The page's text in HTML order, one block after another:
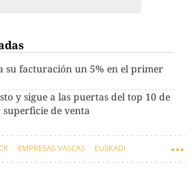
su facturación un 5% en el primer
y sigue a las puertas del top 10 de
de venta
EMPRESAS VASCAS EUSKADI